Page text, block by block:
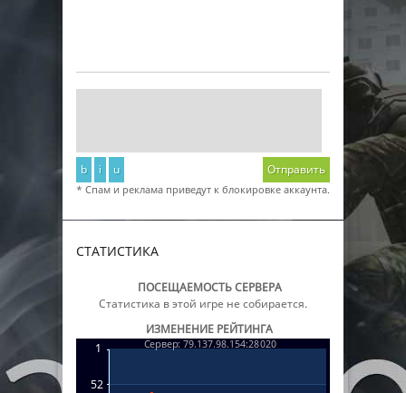
b i u Отправить
* Спам и реклама приведут к блокировке аккаунта.
СТАТИСТИКА
ПОСЕЩАЕМОСТЬ СЕРВЕРА
Статистика в этой игре не собирается.
ИЗМЕНЕНИЕ РЕЙТИНГА